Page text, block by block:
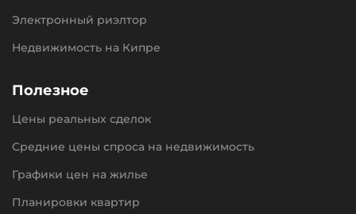
Электронный риэлтор
Недвижимость на Кипре
Полезное
Цены реальных сделок
Средние цены спроса на недвижимость
Графики цен на жилье
Планировки квартир